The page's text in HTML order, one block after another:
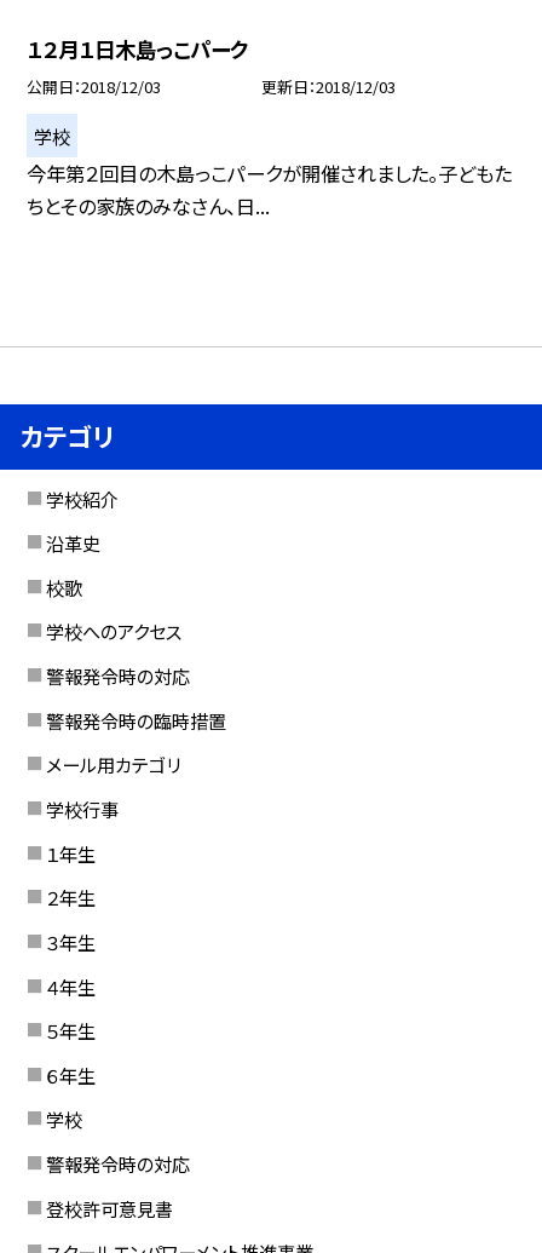
１２月１日木島っこパーク
公開日 2018/12/03 更新日 2018/12/03
学校
今年第２回目の木島っこパークが開催されました。子どもた
ちとその家族のみなさん、日...
カテゴリ
学校紹介
沿革史
校歌
学校へのアクセス
警報発令時の対応
警報発令時の臨時措置
メール用カテゴリ
学校行事
１年生
２年生
３年生
４年生
５年生
６年生
学校
警報発令時の対応
登校許可意見書